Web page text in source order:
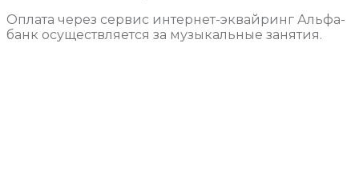
Оплата через сервис интернет-эквайринг Альфа-
банк осуществляется за музыкальные занятия.